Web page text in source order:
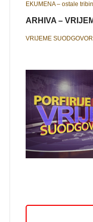
EKUMENA – ostale
ARHIVA –
VRIJEME